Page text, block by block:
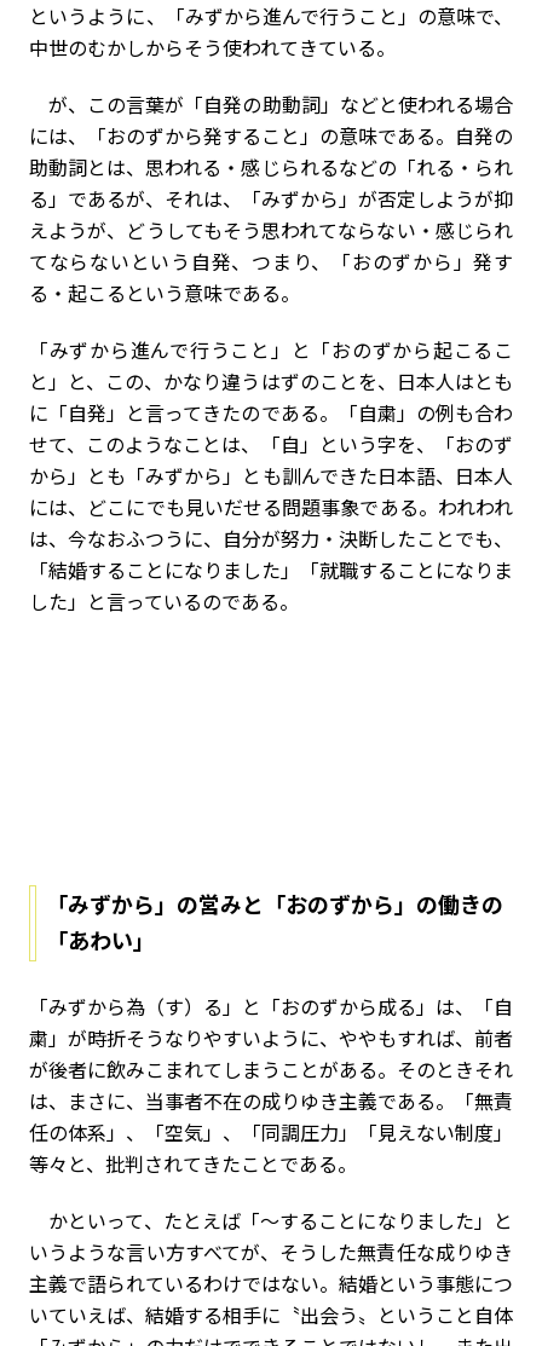
というように、「みずから進んで行うこと」の意味で、
中世のむかしからそう使われてきている。
が、この言葉が「自発の助動詞」などと使われる場合
には、「おのずから発すること」の意味である。自発の
助動詞とは、思われる・感じられるなどの「れる・られ
る」であるが、それは、「みずから」が否定しようが抑
えようが、どうしてもそう思われてならない・感じられ
てならないという自発、つまり、「おのずから」発す
る・起こるという意味である。
「みずから進んで行うこと」と「おのずから起こるこ
と」と、この、かなり違うはずのことを、日本人はとも
に「自発」と言ってきたのである。「自粛」の例も合わ
せて、このようなことは、「自」という字を、「おのず
から」とも「みずから」とも訓んできた日本語、日本人
には、どこにでも見いだせる問題事象である。われわれ
は、今なおふつうに、自分が努力・決断したことでも、
「結婚することになりました」「就職することになりま
した」と言っているのである。
「みずから」の営みと「おのずから」の働きの
「あわい」
「みずから為（す）る」と「おのずから成る」は、「自
粛」が時折そうなりやすいように、ややもすれば、前者
が後者に飲みこまれてしまうことがある。そのときそれ
は、まさに、当事者不在の成りゆき主義である。「無責
任の体系」、「空気」、「同調圧力」「見えない制度」
等々と、批判されてきたことである。
かといって、たとえば「～することになりました」と
いうような言い方すべてが、そうした無責任な成りゆき
主義で語られているわけではない。結婚という事態につ
いていえば、結婚する相手に〝出会う〟ということ自体